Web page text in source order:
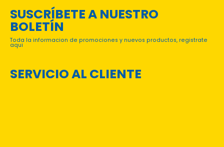
SUSCRÍBETE A NUESTRO
BOLETÍN
Toda la informacion de promociones y nuevos productos, registrate
aqui
SERVICIO AL CLIENTE